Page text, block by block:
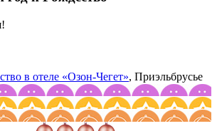
в отеле «Озон-Чегет», Приэльбрусье